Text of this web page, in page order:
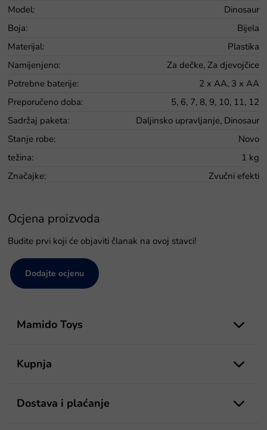
Model:
Dinosaur
Boja:
Bijela
Materijal:
Plastika
Namijenjeno:
Za dečke, Za djevojčice
Potrebne baterije:
2 x AA, 3 x AA
Preporučeno doba:
5, 6, 7, 8, 9, 10, 11, 12
Sadržaj paketa:
Daljinsko upravljanje, Dinosaur
Stanje robe:
Novo
težina:
1 kg
Značajke: Zvučni efekti
Ocjena proizvoda
Budite prvi koji će objaviti članak na ovoj stavci!
Dodajte ocjenu
Mamido Toys
Kupnja
Dostava i plaćanje